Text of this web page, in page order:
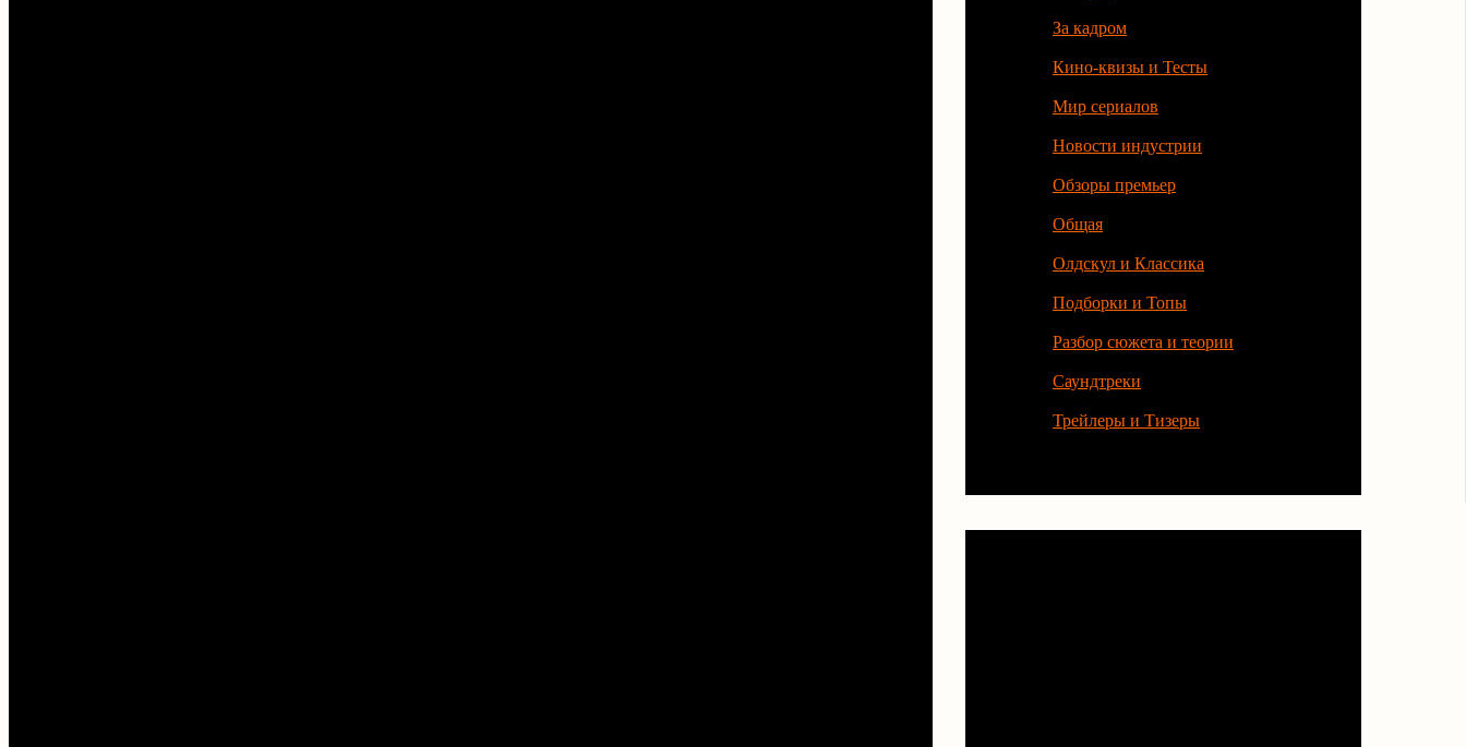
За кадром
Кино-квизы и Тесты
Мир сериалов
Новости индустрии
Обзоры премьер
Общая
Олдскул и Классика
Подборки и Топы
Разбор сюжета и теории
Саундтреки
Трейлеры и Тизеры